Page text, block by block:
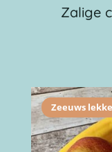
Zalige
Zeeuws